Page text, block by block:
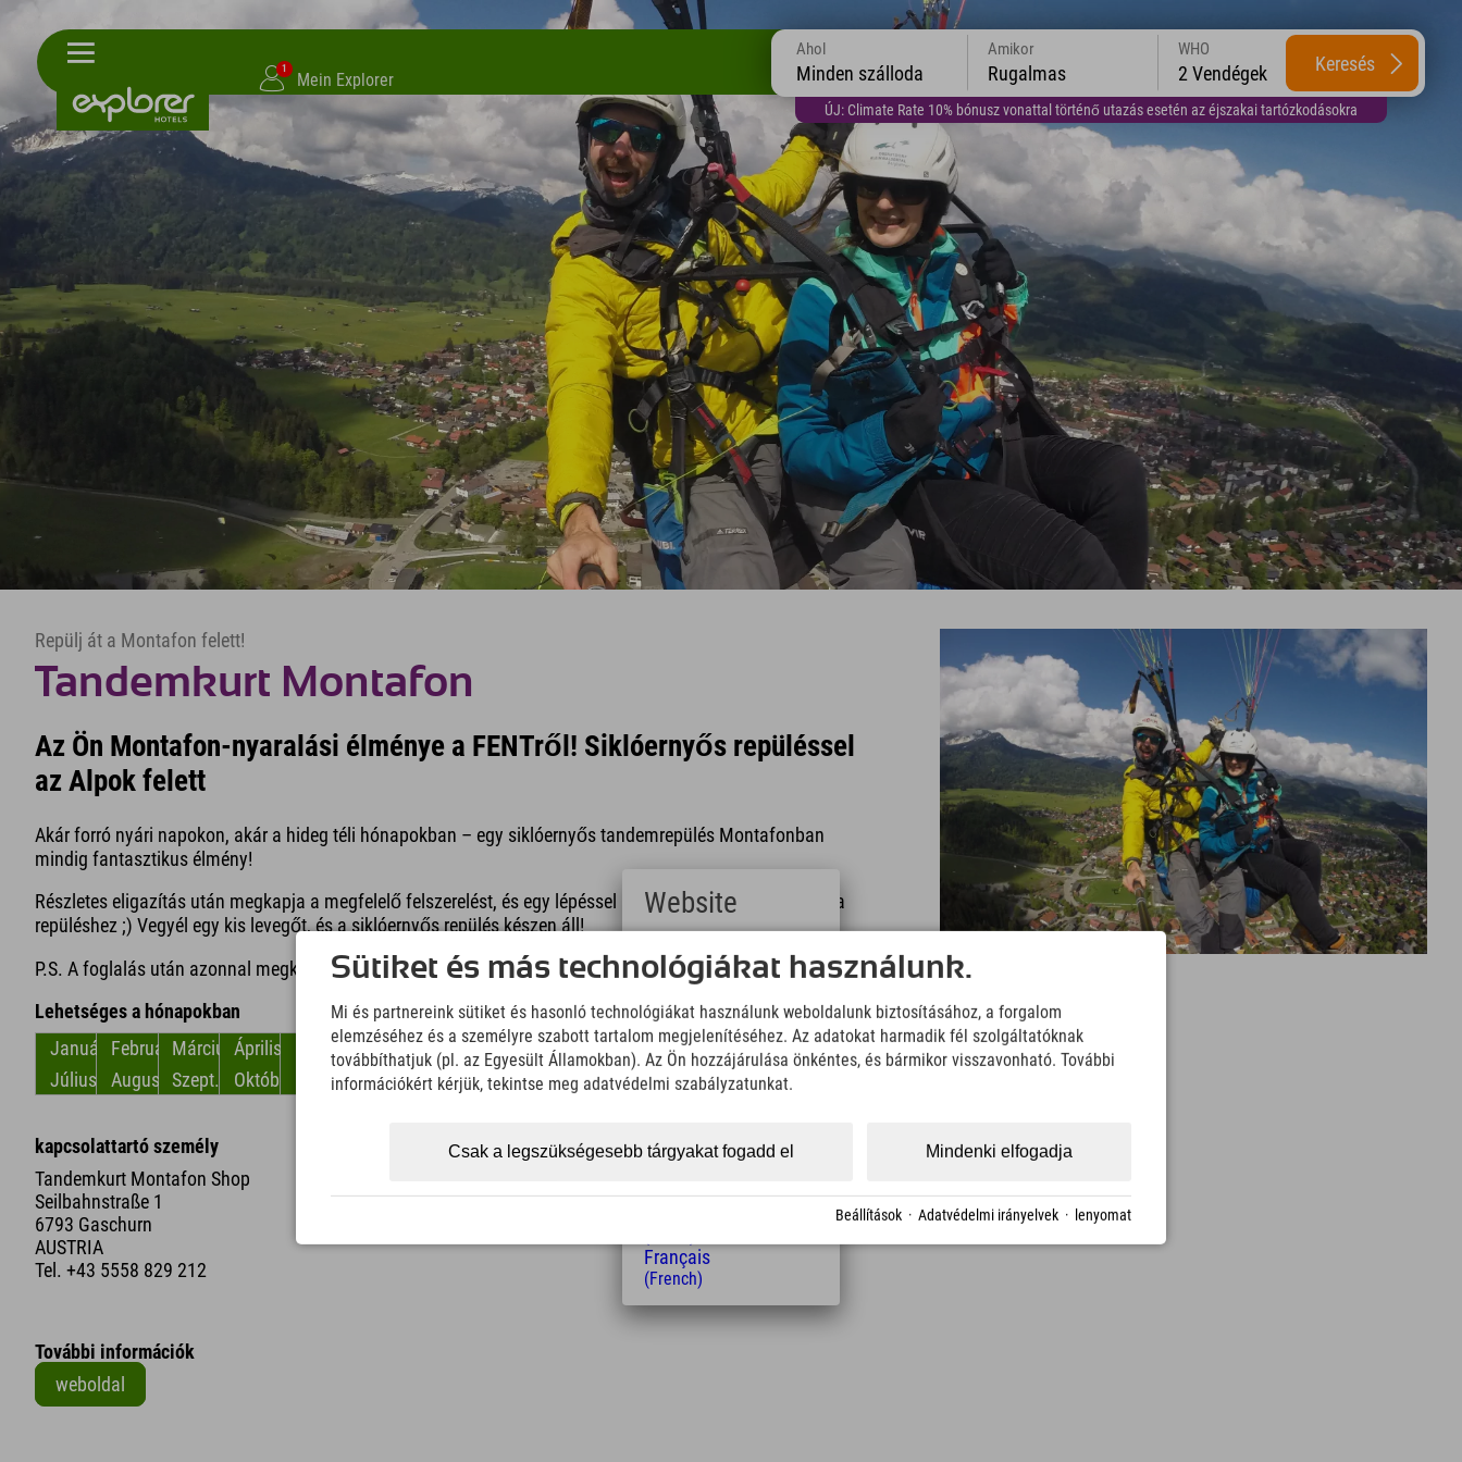
1
Mein Explorer
ÚJ: Climate Rate 10% bónusz vonattal történő utazás esetén az éjszakai tartózkodásokra
Ahol
Minden szálloda
Amikor
Rugalmas
WHO
2 Vendégek Keresés
Repülj át a Montafon felett!
Tandemkurt Montafon
Az Ön Montafon-nyaralási élménye a FENTről! Siklóernyős repüléssel
az Alpok felett
Akár forró nyári napokon, akár a hideg téli hónapokban – egy siklóernyős tandemrepülés Montafonban
mindig fantasztikus élmény!
Részletes eligazítás után megkapja a megfelelő felszerelést, és egy lépéssel közelebb kerülhet álmához, a
repüléshez ;) Vegyél egy kis levegőt, és a siklóernyős repülés készen áll!
P.S. A foglalás után azonnal megkapja a találkozási pontot.
Lehetséges a hónapokban
Január
Február MárciusÁprilis május június
Július
AugusztusSzept. Október NovemberDecember
kapcsolattartó személy
Tandemkurt Montafon Shop
Seilbahnstraße 1
6793 Gaschurn
AUSTRIA
Tel. +43 5558 829 212
Távolság a szállodától
1 km 2 Min. 16 Min.
További információk
weboldal
Sütiket és más technológiákat használunk.
Mi és partnereink sütiket és hasonló technológiákat használunk weboldalunk biztosításához, a forgalom
elemzéséhez és a személyre szabott tartalom megjelenítéséhez. Az adatokat harmadik fél szolgáltatóknak
továbbíthatjuk (pl. az Egyesült Államokban). Az Ön hozzájárulása önkéntes, és bármikor visszavonható. További
információkért kérjük, tekintse meg adatvédelmi szabályzatunkat.
Mindenki elfogadja
Csak a legszükségesebb tárgyakat fogadd el
Beállítások · Adatvédelmi irányelvek · lenyomat
Website
Deutsch
(German)
(English)
Italiano
(Italian)
Čeština
(Polish)
(Hungarian)
Français
(French)